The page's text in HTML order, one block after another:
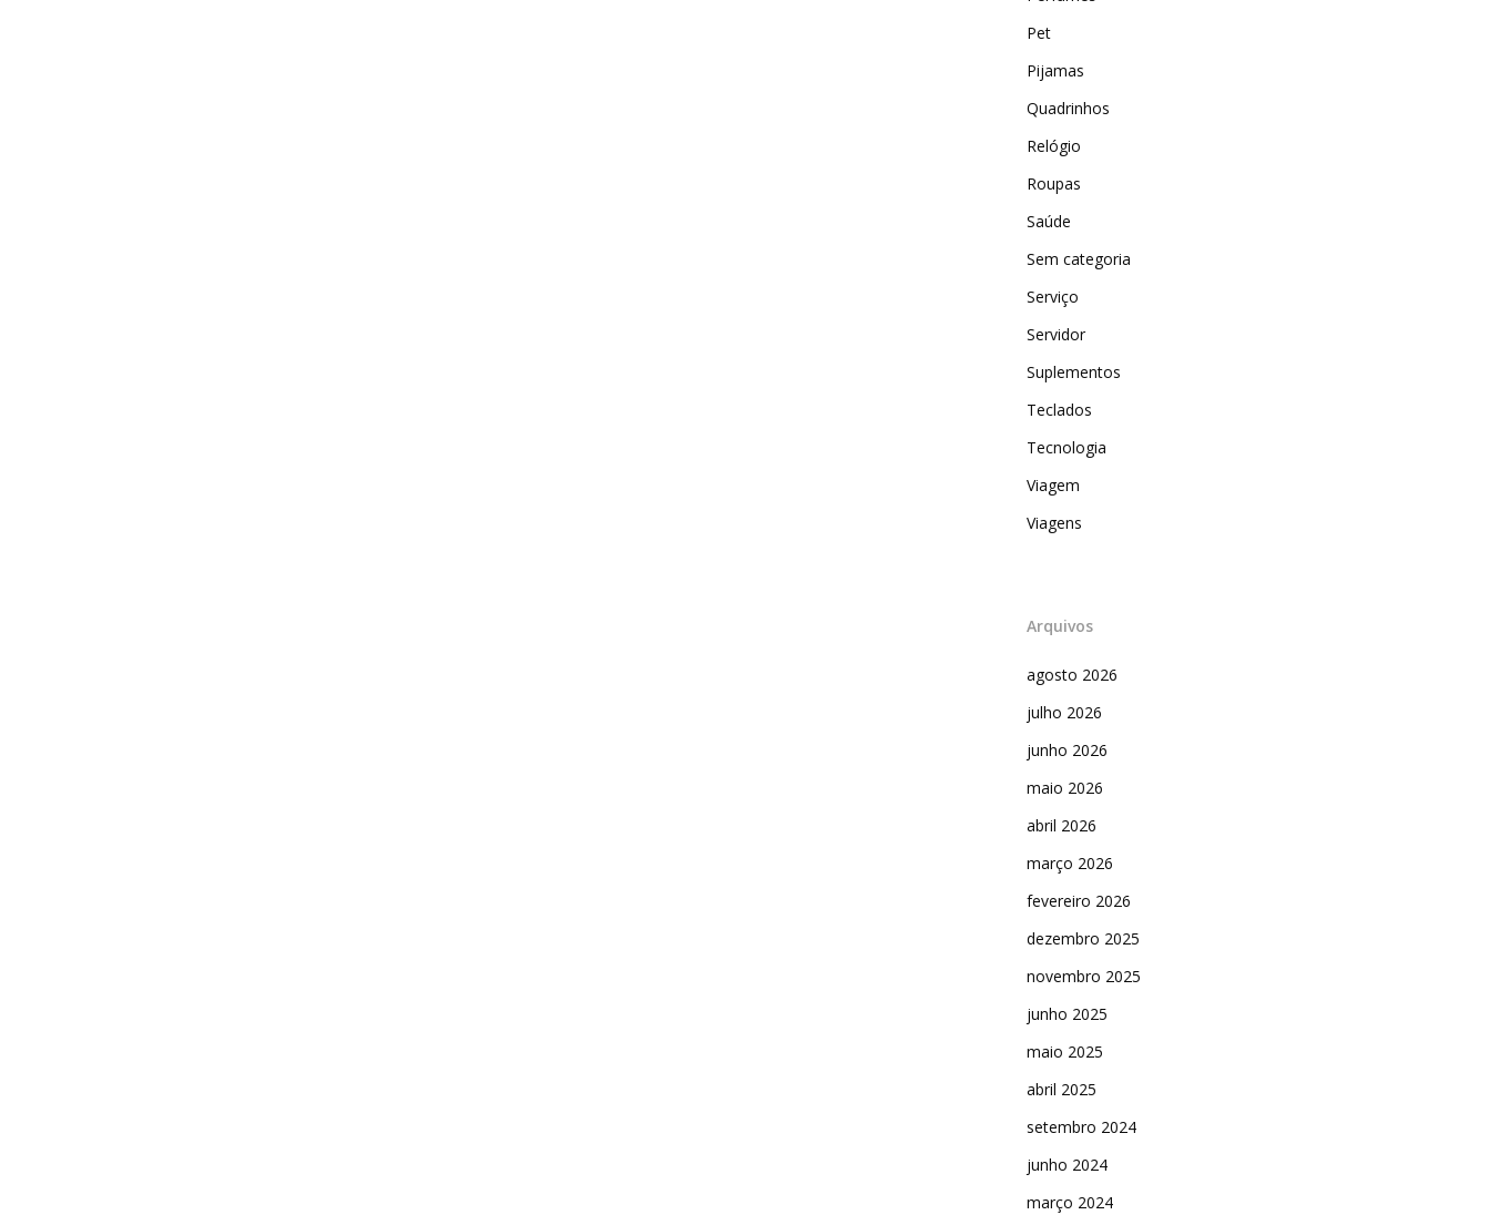
Pet
Pijamas
Quadrinhos
Relógio
Roupas
Saúde
Sem categoria
Serviço
Servidor
Suplementos
Teclados
Tecnologia
Viagem
Viagens
Arquivos
agosto 2026
julho 2026
junho 2026
maio 2026
abril 2026
março 2026
fevereiro 2026
dezembro 2025
novembro 2025
junho 2025
maio 2025
abril 2025
setembro 2024
junho 2024
março 2024